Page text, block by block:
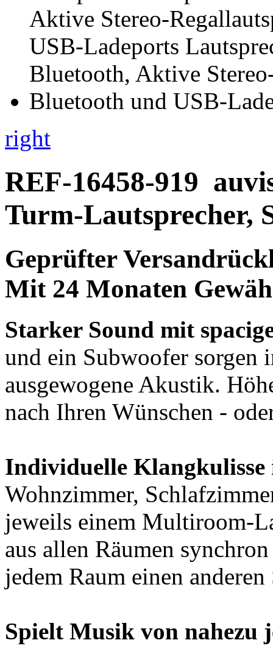
right
REF-16458-919
Turm-Lautsprecher,
Geprüfter
Mit 24 Monaten
Starker Sound mit
und ein Subwoofer sorgen
ausgewogene Akustik.
nach Ihren Wünschen -
Individuelle Klangkulisse
Wohnzimmer,
jeweils einem Multiroom-
aus allen Räumen
jedem Raum einen
Spielt Musik von nahezu